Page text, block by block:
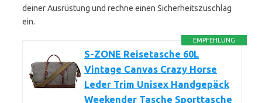
deiner Ausrüstung und rechne einen Sicherheitszuschlag
ein.
EMPFEHLUNG
S-ZONE Reisetasche 60L
Vintage Canvas Crazy Horse
Leder Trim Unisex Handgepäck
Weekender Tasche Sporttasche